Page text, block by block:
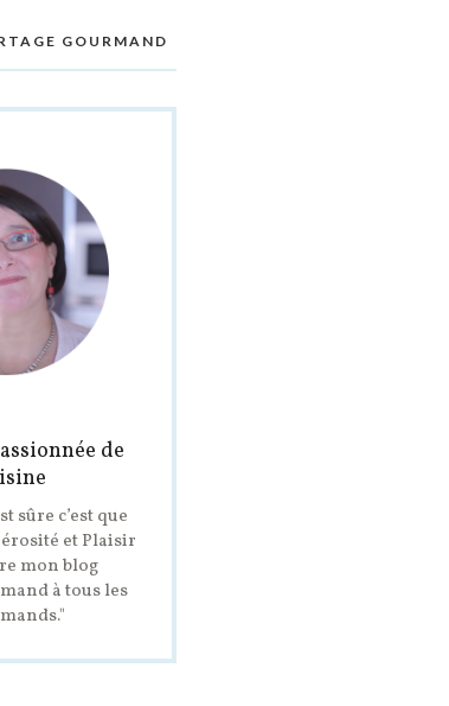
GOURMAND
de
sûre c’est que
et Plaisir
mon blog
à tous les